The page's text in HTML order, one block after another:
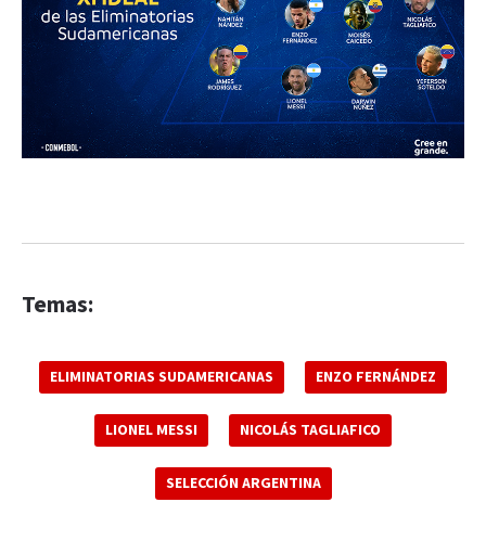
Temas:
ELIMINATORIAS SUDAMERICANAS ENZO FERNÁNDEZ
LIONEL MESSI NICOLÁS TAGLIAFICO
SELECCIÓN ARGENTINA